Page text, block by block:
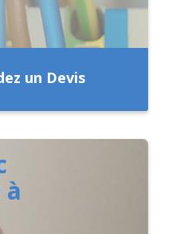
un Devis